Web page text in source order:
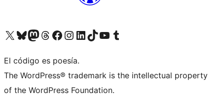
Visitá nuestra cuenta de X (anteriormente Twitter)
Visitá nuestra cuenta de Bluesky
Visitá nuestra cuenta de Mastodon
Visitá nuestra cuenta de Threads
Visitá nuestra página de Facebook
Visitá nuestra cuenta de Instagram
Visitá nuestra cuenta de LinkedIn
Visitá nuestra cuenta de TikTok
Visitá nuestro canal de YouTube
Visitá nuestra cuenta de Tumblr
El código es poesía.
The WordPress® trademark is the intellectual property
of the WordPress Foundation.